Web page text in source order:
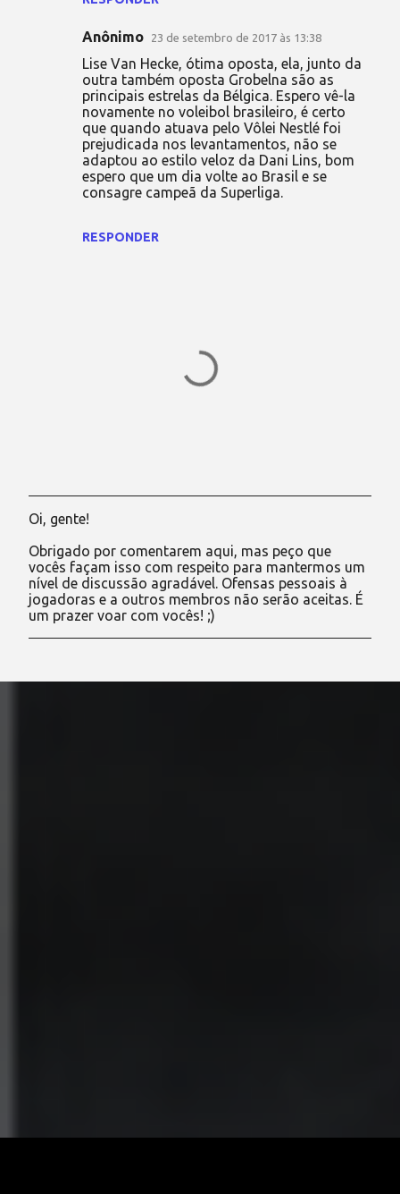
Anônimo 23 de setembro de 2017 às 13:38
Lise Van Hecke, ótima oposta, ela, junto da
outra também oposta Grobelna são as
principais estrelas da Bélgica. Espero vê-la
novamente no voleibol brasileiro, é certo
que quando atuava pelo Vôlei Nestlé foi
prejudicada nos levantamentos, não se
adaptou ao estilo veloz da Dani Lins, bom
espero que um dia volte ao Brasil e se
consagre campeã da Superliga.
RESPONDER
P
s
t
a
r
u
m
m
Oi, gente!
Obrigado por comentarem aqui, mas peço que
vocês façam isso com respeito para mantermos um
nível de discussão agradável. Ofensas pessoais à
jogadoras e a outros membros não serão aceitas. É
um prazer voar com vocês! ;)